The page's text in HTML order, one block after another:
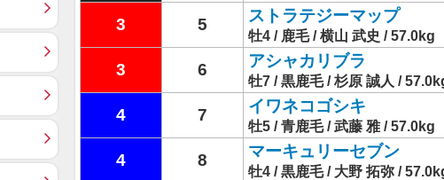
3 5 ストラテジーマップ
牡4 / 鹿毛 / 横山 武史 / 57.0kg
3 6 アシャカリブラ
牡7 / 黒鹿毛 / 杉原 誠人 /
4 7 イワネコゴシキ
牡5 / 青鹿毛 / 武藤 雅 / 57.0kg
4 8 マーキュリーセブン
牡4 / 黒鹿毛 / 大野 拓弥 /